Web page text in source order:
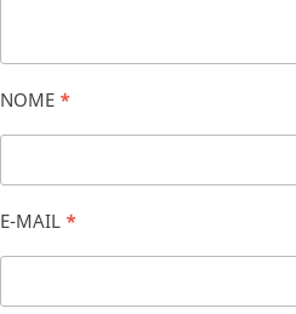
NOME *
E-MAIL *